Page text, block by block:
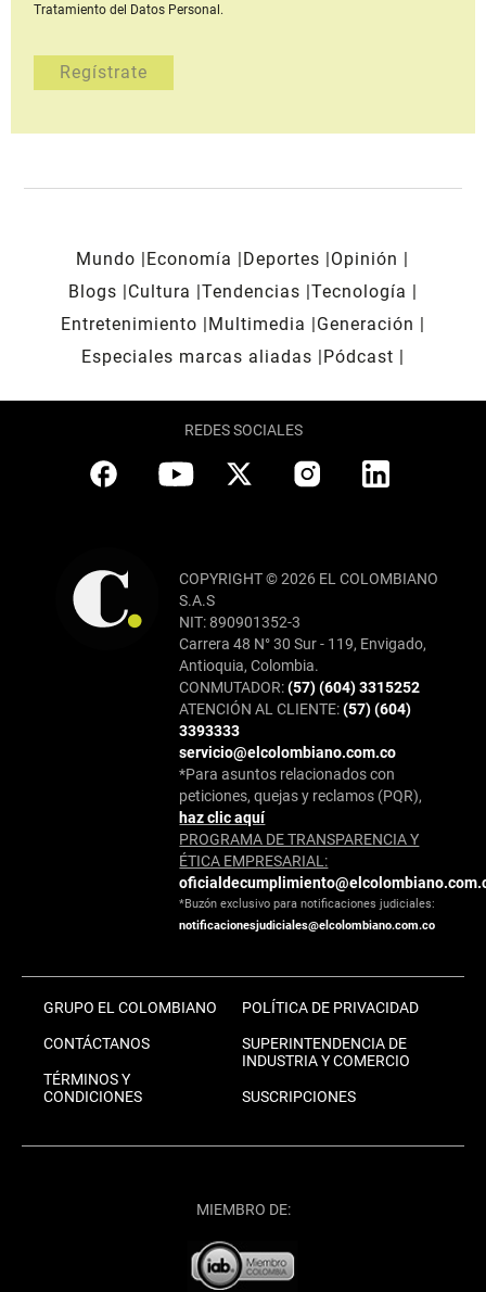
Tratamiento del Datos Personal.
Mundo Economía Deportes
Opinión
Blogs
Cultura Tendencias Tecnología
Entretenimiento
Multimedia
Generación
Especiales marcas aliadas
Pódcast
REDES SOCIALES
COPYRIGHT © 2026 EL COLOMBIANO
S.A.S
NIT: 890901352-3
Carrera 48 N° 30 Sur - 119, Envigado,
Antioquia, Colombia.
CONMUTADOR:(57) (604) 3315252
ATENCIÓN AL CLIENTE:(57) (604)
3393333
servicio@elcolombiano.com.co
*Para asuntos relacionados con
peticiones, quejas y reclamos (PQR),
haz clic aquí
PROGRAMA DE TRANSPARENCIA Y
ÉTICA EMPRESARIAL:
*Buzón exclusivo para notificaciones judiciales:
notificacionesjudiciales@elcolombiano.com.co
GRUPO EL COLOMBIANO
CONTÁCTANOS
TÉRMINOS Y
CONDICIONES
POLÍTICA DE PRIVACIDAD
SUPERINTENDENCIA DE
INDUSTRIA Y COMERCIO
SUSCRIPCIONES
MIEMBRO DE: